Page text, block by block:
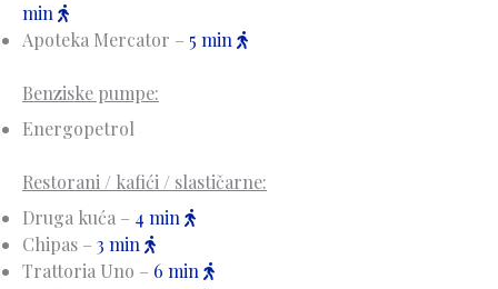
min
Apoteka Mercator – 5 min
Benziske pumpe:
Energopetrol
Restorani / kafići / slastičarne:
Druga kuća – 4 min
Chipas – 3 min
Trattoria Uno – 6 min